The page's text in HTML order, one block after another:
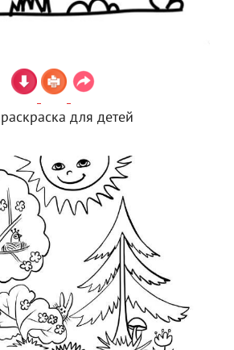
для детей